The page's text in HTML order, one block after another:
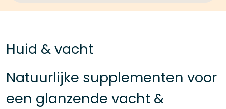
Huid & vacht
Natuurlijke supplementen voor
een glanzende vacht &